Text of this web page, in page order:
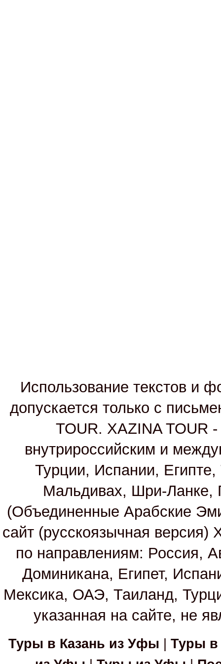
Использование текстов и
допускается только с
TOUR. XAZINA TOUR -
внутрироссийским и
Турции, Испании,
Мальдивах, Шри-Ланке,
(Объединенные Арабские
сайт (русскоязычная
по направлениям: Россия,
Доминикана, Египет,
Мексика, ОАЭ, Таиланд,
указанная на сайте, не
Туры в Казань из Уфы
Туры в